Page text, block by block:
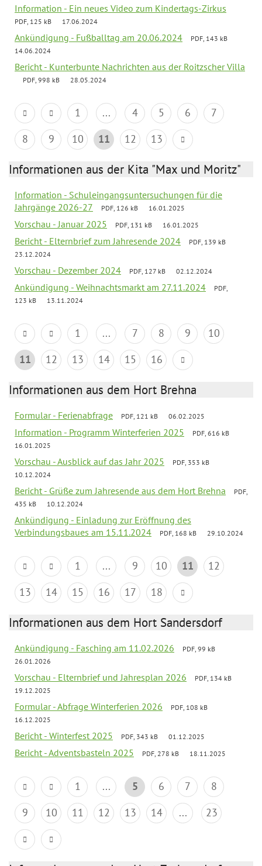
Information - Ein neues Video zum Kindertags-Zirkus
PDF, 125 kB 17.06.2024
Ankündigung - Fußballtag am 20.06.2024
PDF, 143 kB
14.06.2024
Bericht - Kunterbunte Nachrichten aus der Roitzscher Villa
PDF, 998 kB 28.05.2024
1 ... 4 5 6
7
8
9 10 11 12 13
Informationen aus der Kita "Max und Moritz"
Information - Schuleingangsuntersuchungen für die
Jahrgänge 2026-27
PDF, 126 kB 16.01.2025
Vorschau - Januar 2025 PDF, 131 kB 16.01.2025
Bericht - Elternbrief zum Jahresende 2024
PDF, 139 kB
23.12.2024
Vorschau - Dezember 2024 PDF, 127 kB 02.12.2024
Ankündigung - Weihnachtsmarkt am 27.11.2024
PDF,
123 kB
13.11.2024
1 ... 7 8 9
10
11
12 13 14 15 16
Informationen aus dem Hort Brehna
Formular - Ferienabfrage PDF, 121 kB 06.02.2025
Information - Programm Winterferien 2025
PDF, 616 kB
16.01.2025
Vorschau - Ausblick auf das Jahr 2025
PDF, 353 kB
10.12.2024
Bericht - Grüße zum Jahresende aus dem Hort Brehna
PDF,
435 kB
10.12.2024
Ankündigung - Einladung zur Eröffnung des
Verbindungsbaues am 15.11.2024
PDF, 168 kB 29.10.2024
1 ... 9 10 11
12
13
14 15 16 17 18
Informationen aus dem Hort Sandersdorf
Ankündigung - Fasching am 11.02.2026
PDF, 99 kB
26.01.2026
Vorschau - Elternbrief und Jahresplan 2026
PDF, 134 kB
19.12.2025
Formular - Abfrage Winterferien 2026
PDF, 108 kB
16.12.2025
Bericht - Winterfest 2025 PDF, 343 kB 01.12.2025
Bericht - Adventsbasteln 2025 PDF, 278 kB 18.11.2025
1 ... 5 6 7
8
9
10 11 12 13 14 ... 23